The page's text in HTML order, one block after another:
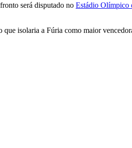
será disputado no Estádio Olímpico
que isolaria a Fúria como maior